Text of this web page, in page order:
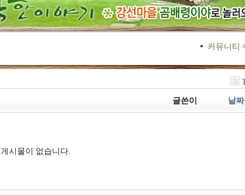
커뮤니티
글쓴이 날짜
게시물이 없습니다.